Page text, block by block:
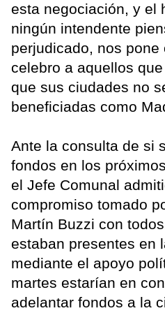
esta negociación, y el
ningún intendente
perjudicado, nos pone
celebro a aquellos
que sus ciudades no
beneficiadas como
Ante la consulta de si
fondos en los
el Jefe Comunal
compromiso tomado
Martín Buzzi con
estaban presentes en
mediante el apoyo
martes estarían en
adelantar fondos a la